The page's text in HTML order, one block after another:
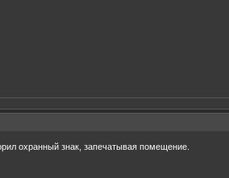
охранный знак, запечатывая помещение.